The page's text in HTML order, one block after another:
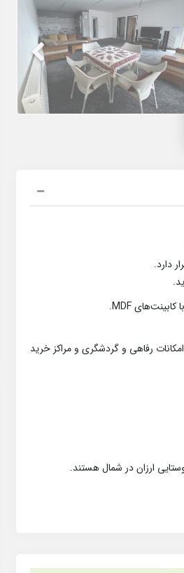
دارد.
رفاهی و گردشگری و مراکز خرید
ارزان در شمال هستند.